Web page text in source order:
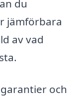
du
jämförbara
av vad
och